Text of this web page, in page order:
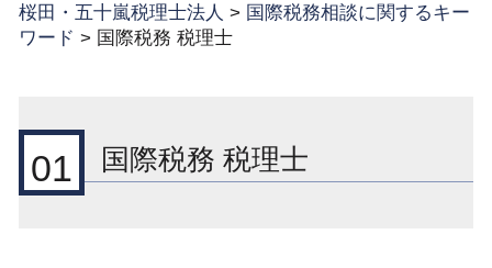
桜田・五十嵐税理士法人 > 国際税務相談に関するキー
ワード > 国際税務 税理士
01 国際税務 税理士